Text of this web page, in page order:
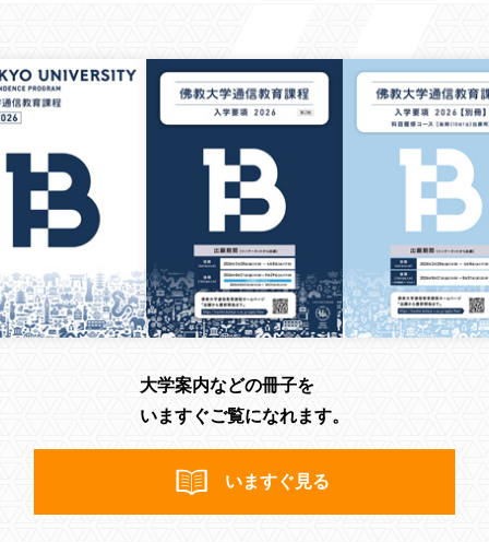
大学案内などの冊子を
いますぐご覧になれます。
いますぐ見る